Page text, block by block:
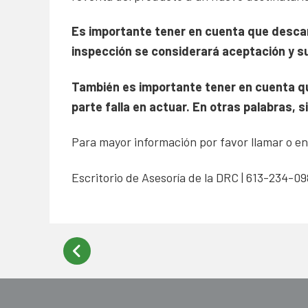
Es importante tener en cuenta que
inspección se considerará aceptación y
También es importante tener en cuenta
parte falla en actuar. En otras palabras,
Para mayor información por favor llamar o
Escritorio de Asesoría de la DRC | 613-234-